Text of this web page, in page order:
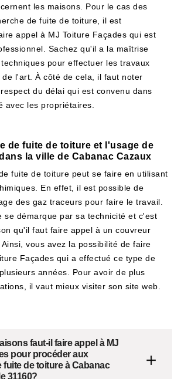
les maisons. Pour le cas des
de fuite de toiture, il est
appel à MJ Toiture Façades qui est
Sachez qu'il a la maîtrise
pour effectuer les travaux
l'art. À côté de cela, il faut noter
du délai qui est convenu dans
avec les propriétaires.
de fuite de toiture et l'usage de
la ville de Cabanac Cazaux
fuite de toiture peut se faire en utilisant
En effet, il est possible de
des gaz traceurs pour faire le travail.
se démarque par sa technicité et c'est
qu'il faut faire appel à un couvreur
vous avez la possibilité de faire
Façades qui a effectué ce type de
années. Pour avoir de plus
il vaut mieux visiter son site web.
faut-il faire appel à MJ
pour procéder aux
fuite de toiture à Cabanac
31160?